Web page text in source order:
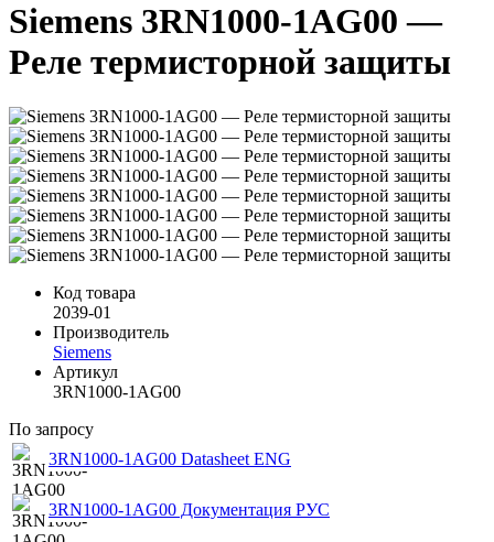
Siemens 3RN1000-1AG00 —
Реле термисторной защиты
Код товара
2039-01
Производитель
Siemens
Артикул
3RN1000-1AG00
По запросу
3RN1000-1AG00 Datasheet ENG
3RN1000-1AG00 Документация РУС